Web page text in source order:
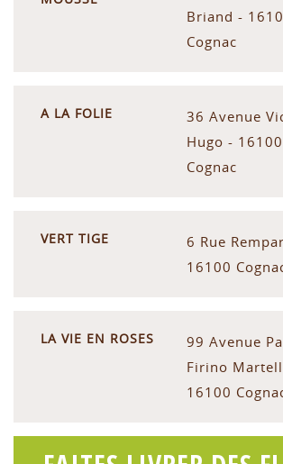
Briand -
Cognac
A LA FOLIE
36 Avenue
Hugo - 16100
Cognac
VERT TIGE
6 Rue
16100
LA VIE EN ROSES
99 Avenue
Firino
16100